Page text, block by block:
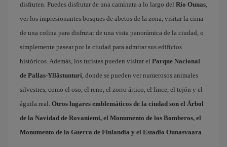
disfruten. Puedes disfrutar de una caminata a lo largo del Río Ounas,
ver los impresionantes bosques de abetos de la zona, visitar la cima
de una colina para disfrutar de una vista panorámica de la ciudad, o
simplemente pasear por la ciudad para admirar sus edificios
históricos. Además, los turistas pueden visitar el Parque Nacional
de Pallas-Yllästunturi, donde se pueden ver numerosos animales
silvestres, como el oso, el reno, el zorro ártico, el lince, el tejón y el
águila real. Otros lugares emblemáticos de la ciudad son el Árbol
de la Navidad de Rovaniemi, el Monumento de los Bomberos, el
Monumento de la Guerra de Finlandia y el Estadio Ounasvaara.